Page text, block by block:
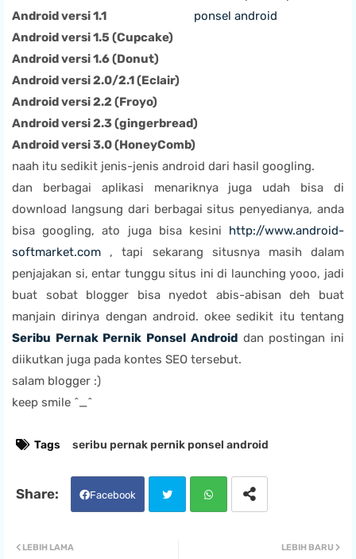
Android versi 1.1
Android versi 1.5 (Cupcake)
Android versi 1.6 (Donut)
Android versi 2.0/2.1 (Eclair)
Android versi 2.2 (Froyo)
Android versi 2.3 (gingerbread)
Android versi 3.0 (HoneyComb)
naah itu sedikit jenis-jenis android dari hasil googling.
dan berbagai aplikasi menariknya juga udah bisa di
download langsung dari berbagai situs penyedianya, anda
bisa googling, ato juga bisa kesini http://www.android-
softmarket.com , tapi sekarang situsnya masih dalam
penjajakan si, entar tunggu situs ini di launching yooo, jadi
buat sobat blogger bisa nyedot abis-abisan deh buat
manjain dirinya dengan android. okee sedikit itu tentang
Seribu Pernak Pernik Ponsel Android dan postingan ini
diikutkan juga pada kontes SEO tersebut.
salam blogger :)
keep smile ^_^
Tags seribu pernak pernik ponsel android
Facebook
LEBIH BARU
LEBIH LAMA